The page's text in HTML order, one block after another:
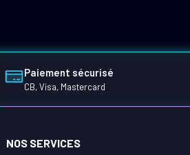
Paiement sécurisé
CB, Visa, Mastercard
NOS SERVICES